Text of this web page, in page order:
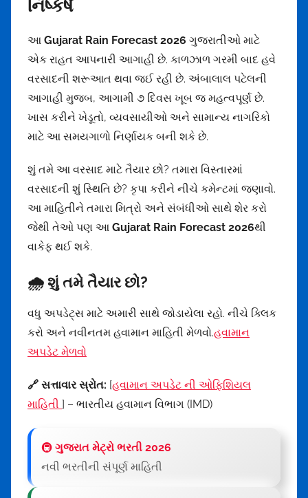
નિષ્કર્ષ
આ Gujarat Rain Forecast 2026 ગુજરાતીઓ માટે
એક રાહત આપનારી આગાહી છે. કાળઝાળ ગરમી બાદ હવે
વરસાદની શરૂઆત થવા જઈ રહી છે. અંબાલાલ પટેલની
આગાહી મુજબ, આગામી ૭ દિવસ ખૂબ જ મહત્વપૂર્ણ છે.
ખાસ કરીને ખેડૂતો, વ્યવસાયીઓ અને સામાન્ય નાગરિકો
માટે આ સમયગાળો નિર્ણાયક બની શકે છે.
શું તમે આ વરસાદ માટે તૈયાર છો? તમારા વિસ્તારમાં
વરસાદની શું સ્થિતિ છે? કૃપા કરીને નીચે કમેન્ટમાં જણાવો.
આ માહિતીને તમારા મિત્રો અને સંબંધીઓ સાથે શેર કરો
જેથી તેઓ પણ આ Gujarat Rain Forecast 2026થી
વાકેફ થઈ શકે.
🌧️ શું તમે તૈયાર છો?
વધુ અપડેટ્સ માટે અમારી સાથે જોડાયેલા રહો. નીચે ક્લિક
કરો અને નવીનતમ હવામાન માહિતી મેળવો.હવામાન
અપડેટ મેળવો
🔗 સત્તાવાર સ્રોત: [હવામાન અપડેટ ની ઓફિશિયલ
માહિતી ] – ભારતીય હવામાન વિભાગ (IMD)
🚇 ગુજરાત મેટ્રો ભરતી 2026
નવી ભરતીની સંપૂર્ણ માહિતી